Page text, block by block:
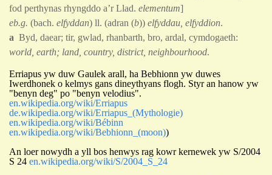
fod perthynas rhyngddo a’r Llad. elementum]
eb.g. (bach. elfyddan) ll. (adran (b)) elfyddau, elfyddion.
a Byd, daear; tir, gwlad, rhanbarth, bro, ardal, cymdogaeth:
world, earth; land, country, district, neighbourhood.
Erriapus yw duw Gaulek arall, ha Bebhionn yw duwes
Iwerdhonek o kelmys gans dineythyans flogh. Styr an hanow yw
"benyn deg" po "benyn velodius".
en.wikipedia.org/wiki/Erriapus
de.wikipedia.org/wiki/Erriapus_(Mythologie)
en.wikipedia.org/wiki/Bébinn
en.wikipedia.org/wiki/Bebhionn_(moon))
An loer nowydh a yll bos henwys rag kowr kernewek yw S/2004
S 24 en.wikipedia.org/wiki/S/2004_S_24